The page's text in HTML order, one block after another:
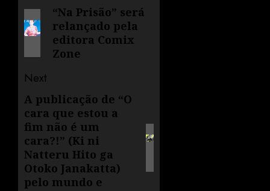
“Na Prisão” será
relançado pela
editora Comix
Zone
Next
A publicação de “O
cara que estou a
fim não é um
cara?!” (Ki ni
Natteru Hito ga
Otoko Janakatta)
pelo mundo e